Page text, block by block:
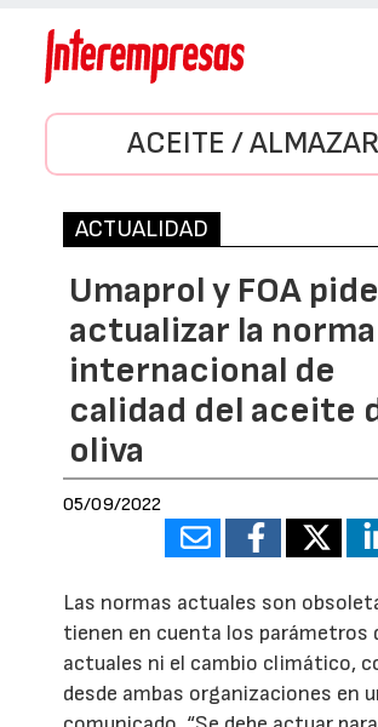
ACEITE /
ACTUALIDAD
Umaprol y FOA
actualizar la norma
internacional de
calidad del aceite
oliva
05/09/2022
Las normas actuales son
tienen en cuenta los parámetros
actuales ni el cambio climático,
desde ambas organizaciones en